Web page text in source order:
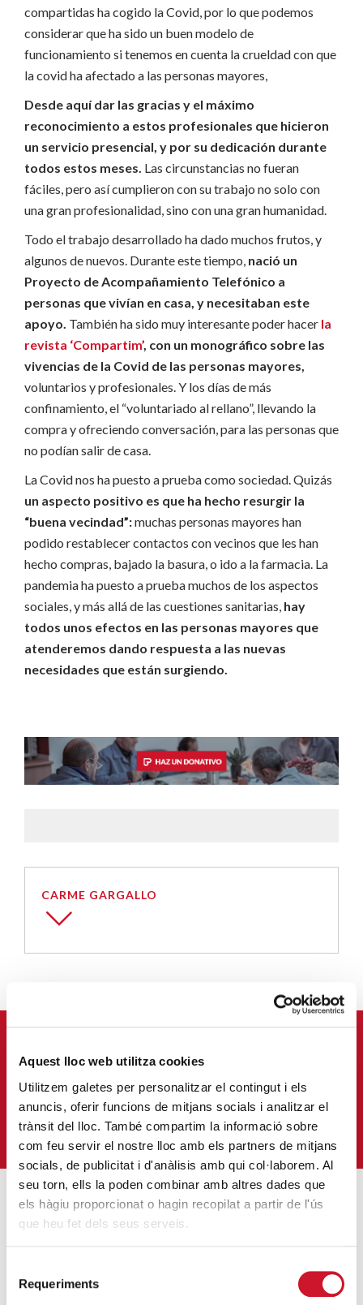
Aquest lloc web utilitza cookies
Utilitzem galetes per personalitzar el contingut i els
anuncis, oferir funcions de mitjans socials i analitzar el
trànsit del lloc. També compartim la informació sobre
com feu servir el nostre lloc amb els partners de mitjans
socials, de publicitat i d'anàlisis amb qui col·laborem. Al
seu torn, ells la poden combinar amb altres dades que
els hàgiu proporcionat o hagin recopilat a partir de l'ús
que heu fet dels seus serveis.
Requeriments
compartidas ha cogido la Covid, por lo que podemos
considerar que ha sido un buen modelo de
funcionamiento si tenemos en cuenta la crueldad con que
la covid ha afectado a las personas mayores,
Desde aquí dar las gracias y el máximo
reconocimiento a estos profesionales que hicieron
un servicio presencial, y por su dedicación durante
todos estos meses. Las circunstancias no fueran
fáciles, pero así cumplieron con su trabajo no solo con
una gran profesionalidad, sino con una gran humanidad.
Todo el trabajo desarrollado ha dado muchos frutos, y
algunos de nuevos. Durante este tiempo, nació un
Proyecto de Acompañamiento Telefónico a
personas que vivían en casa, y necesitaban este
apoyo. También ha sido muy interesante poder hacer la
revista ‘Compartim’, con un monográfico sobre las
vivencias de la Covid de las personas mayores,
voluntarios y profesionales. Y los días de más
confinamiento, el “voluntariado al rellano”, llevando la
compra y ofreciendo conversación, para las personas que
no podían salir de casa.
La Covid nos ha puesto a prueba como sociedad. Quizás
un aspecto positivo es que ha hecho resurgir la
“buena vecindad”:muchas personas mayores han
podido restablecer contactos con vecinos que les han
hecho compras, bajado la basura, o ido a la farmacia. La
pandemia ha puesto a prueba muchos de los aspectos
sociales, y más allá de las cuestiones sanitarias, hay
todos unos efectos en las personas mayores que
atenderemos dando respuesta a las nuevas
necesidades que están surgiendo.
CARME GARGALLO
Correu-
E *
QUIERO SUSCRIBIRME
ENTRADAS MÁS POPULARES
SIGUE LEYENDO